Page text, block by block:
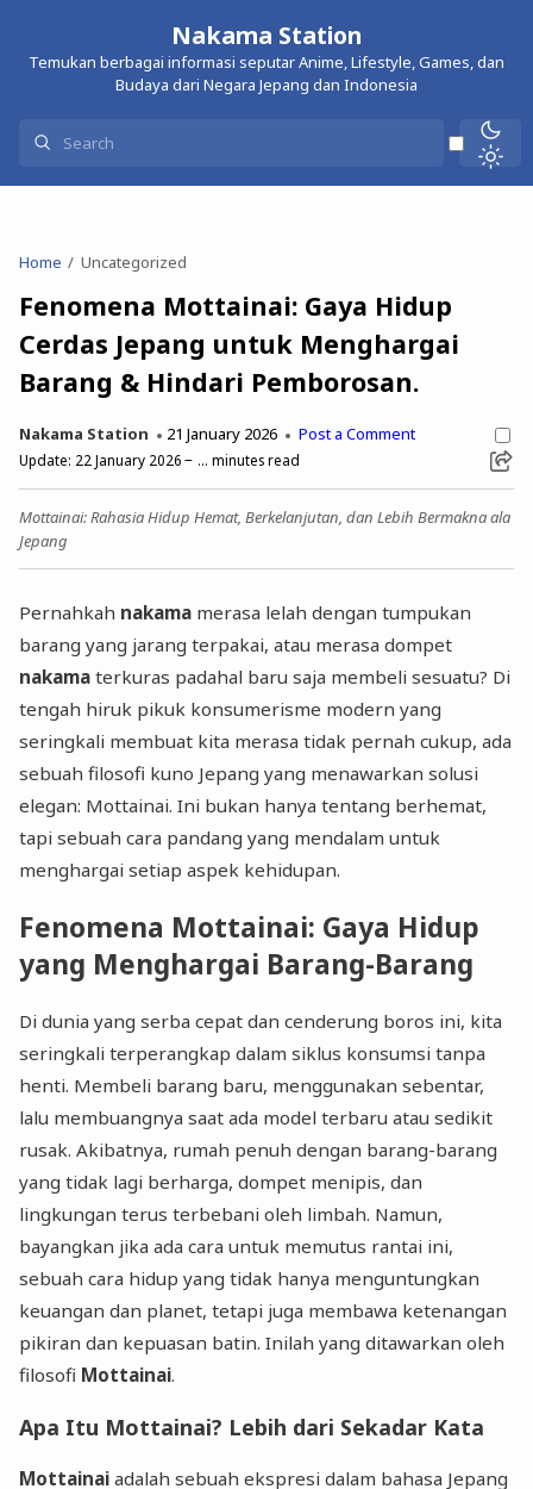
Nakama Station
Temukan berbagai informasi seputar Anime, Lifestyle, Games, dan
Budaya dari Negara Jepang dan Indonesia
Home Uncategorized
Fenomena Mottainai: Gaya Hidup
Cerdas Jepang untuk Menghargai
Barang & Hindari Pemborosan.
Nakama Station 21 January 2026 Post a Comment
Update: 22 January 2026 ... minutes read
Mottainai: Rahasia Hidup Hemat, Berkelanjutan, dan Lebih Bermakna ala
Jepang
Pernahkah nakama merasa lelah dengan tumpukan
barang yang jarang terpakai, atau merasa dompet
nakama terkuras padahal baru saja membeli sesuatu? Di
tengah hiruk pikuk konsumerisme modern yang
seringkali membuat kita merasa tidak pernah cukup, ada
sebuah filosofi kuno Jepang yang menawarkan solusi
elegan: Mottainai. Ini bukan hanya tentang berhemat,
tapi sebuah cara pandang yang mendalam untuk
menghargai setiap aspek kehidupan.
Fenomena Mottainai: Gaya Hidup
yang Menghargai Barang-Barang
Di dunia yang serba cepat dan cenderung boros ini, kita
seringkali terperangkap dalam siklus konsumsi tanpa
henti. Membeli barang baru, menggunakan sebentar,
lalu membuangnya saat ada model terbaru atau sedikit
rusak. Akibatnya, rumah penuh dengan barang-barang
yang tidak lagi berharga, dompet menipis, dan
lingkungan terus terbebani oleh limbah. Namun,
bayangkan jika ada cara untuk memutus rantai ini,
sebuah cara hidup yang tidak hanya menguntungkan
keuangan dan planet, tetapi juga membawa ketenangan
pikiran dan kepuasan batin. Inilah yang ditawarkan oleh
filosofi Mottainai.
Apa Itu Mottainai? Lebih dari Sekadar Kata
Mottainai adalah sebuah ekspresi dalam bahasa Jepang